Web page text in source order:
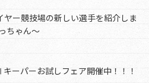
ヤー競技場の新しい選手を紹介しま
ちゃん～
ーパーお試しフェア開催中！！！